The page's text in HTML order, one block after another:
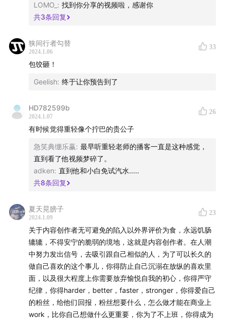
杏仁核
欢迎你赞助本节目，以增加它存在下去的概率。两种方
1、付费订阅不在场的会员通讯。
这个链接粘贴到微信里打开；或者，截图下面这个
二维码，然后用微信扫描这个二维码↓
LOMO_ : 找到你分享的视频啦，感谢你
共3条回复
狭间行者勾替
2024.1.06
33
包饺砸！
Geelish: 终于让你预告到了
HD782599b
2024.1.07
26
有时候觉得重轻像个拧巴的贵公子
急笑典绷乐赢: 最早听重轻老师的播客一直是这种感觉，
直到看了他视频梦碎了。
adken: 直到他和小白免试汽水.....
共8条回复
夏天晃膀子
2024.1.09
23
关于内容创作者无可避免的陷入以外界评价为食，永远饥肠
辘辘，不得安宁的脆弱的境地，这就是内容创作者。在人潮
中努力发出信号，去吸引跟自己相似的人，为了可以长久的
做自己喜欢的这个事儿，你得防止自己沉溺在放纵的喜欢里
面，以及很大程度上你需要放弃愉悦自我的初心，你得严守
纪律，你得harder，better，faster，stronger，你得爱自己
的粉丝，给他们回报，粉丝想要什么，怎么做才能在商业上
work，比你自己想做什么更重要，你为了不上班，你得成为